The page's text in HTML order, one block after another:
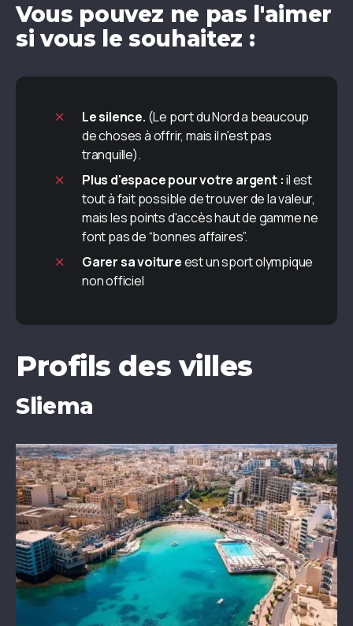
Vous pouvez ne pas l'aimer
si vous le souhaitez :
Le silence. (Le port du Nord a beaucoup
de choses à offrir, mais il n'est pas
tranquille).
Plus d'espace pour votre argent :il est
tout à fait possible de trouver de la valeur,
mais les points d'accès haut de gamme ne
font pas de “bonnes affaires”.
Garer sa voitureest un sport olympique
non officiel
Profils des villes
Sliema